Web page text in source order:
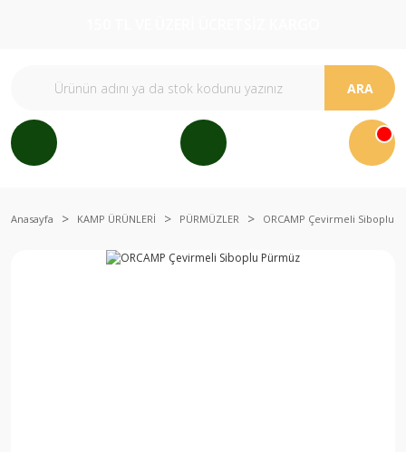
ARA
Anasayfa KAMP ÜRÜNLERİ PÜRMÜZLER ORCAMP Çevirmeli Siboplu